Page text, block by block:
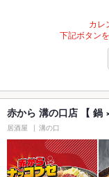
カレ
下記ボタン
赤から 溝の口店 【 鍋
居酒屋 溝の口